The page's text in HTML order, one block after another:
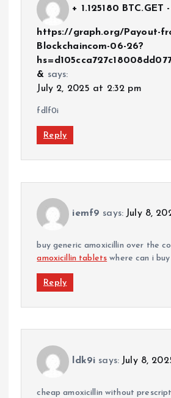
+ 1.125180 BTC.GET -
https://graph.org/Payout-
Blockchaincom-06-26?
& says:
July 2, 2025 at 2:32 pm
fdlf0i
Reply
iemf9 says: July 8,
buy generic amoxicillin over the
amoxicillin tablets where can i buy
Reply
ldk9i says: July 8,
cheap amoxicillin without